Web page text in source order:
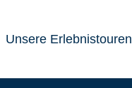
Unsere Erlebnistouren